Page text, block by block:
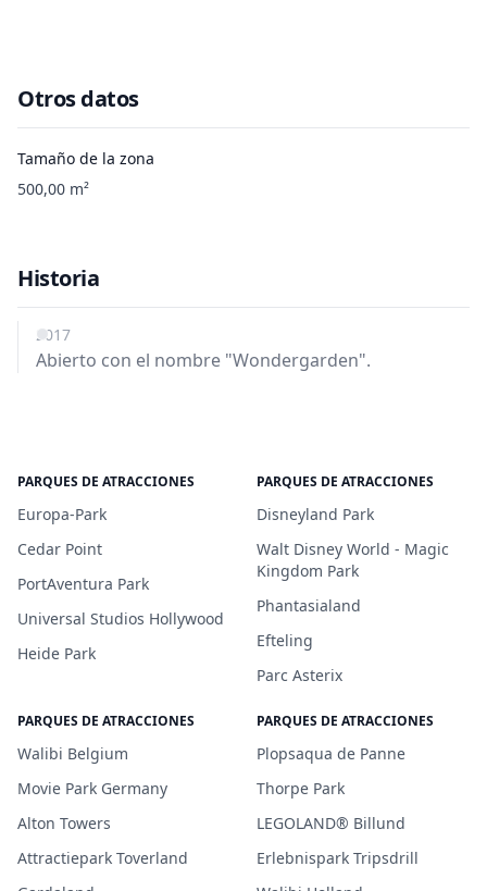
Otros datos
Tamaño de la zona
500,00 m²
Historia
2017
Abierto con el nombre "Wondergarden".
PARQUES DE ATRACCIONES
Europa-Park
Cedar Point
PortAventura Park
Universal Studios Hollywood
Heide Park
PARQUES DE ATRACCIONES
Disneyland Park
Walt Disney World - Magic
Kingdom Park
Phantasialand
Efteling
Parc Asterix
PARQUES DE ATRACCIONES
Walibi Belgium
Movie Park Germany
Alton Towers
Attractiepark Toverland
PARQUES DE ATRACCIONES
Plopsaqua de Panne
Thorpe Park
LEGOLAND® Billund
Erlebnispark Tripsdrill